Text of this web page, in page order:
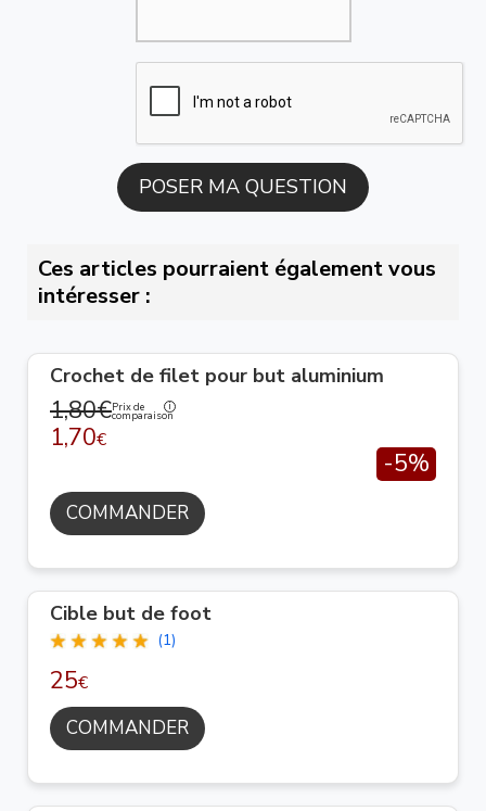
Ces articles pourraient également vous
intéresser :
Crochet de filet pour but aluminium
1,80€Prix de
comparaison
1,70€
-5%
COMMANDER
Cible but de foot
(1)
25€
COMMANDER